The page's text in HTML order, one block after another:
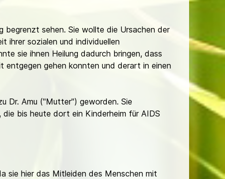
begrenzt sehen. Sie wollte die Ursachen der
ihrer sozialen und individuellen
sie ihnen Heilung dadurch bringen, dass
entgegen gehen konnten und derart in einen
Dr. Amu ("Mutter") geworden. Sie
die bis heute dort ein Kinderheim für AIDS
sie hier das Mitleiden des Menschen mit